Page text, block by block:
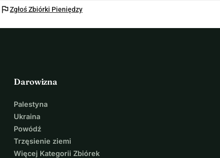
flagZgłoś Zbiórki Pieniędzy
Darowizna
Palestyna
Ukraina
Powódź
Trzęsienie ziemi
Więcej Kategorii Zbiórek